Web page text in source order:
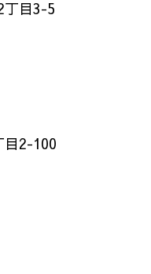
丁目3-5
目2-100